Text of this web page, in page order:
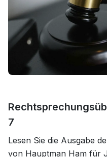
7
Lesen Sie die Ausgabe
von Hauptman Ham für